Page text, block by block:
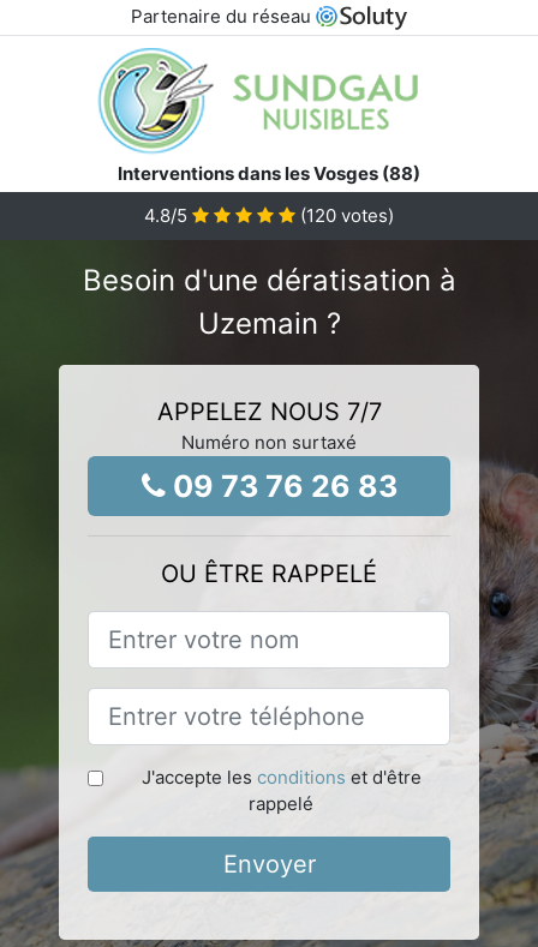
Partenaire du réseau
Interventions dans les Vosges (88)
4.8/5 (120 votes)
Besoin d'une dératisation à
Uzemain ?
APPELEZ NOUS 7/7
Numéro non surtaxé
09 73 76 26 83
OU ÊTRE RAPPELÉ
J'accepte les conditions et d'être
rappelé
Envoyer